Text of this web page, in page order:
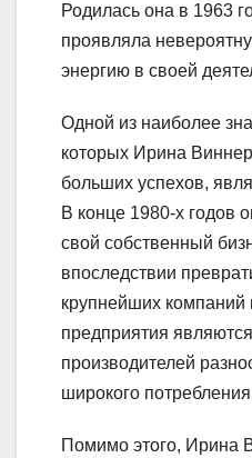
Родилась она в 1963
проявляла
энергию в своей
Одной из наиболее
которых Ирина
больших успехов,
В конце 1980-х годов
свой собственный
впоследствии
крупнейших компаний
предприятия
производителей
широкого
Помимо этого, Ирина